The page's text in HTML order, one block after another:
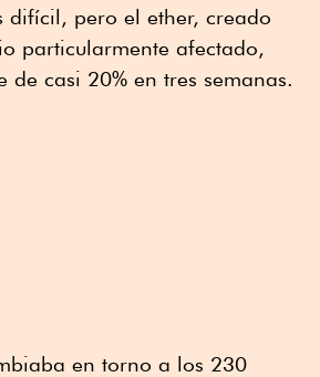
difícil, pero el ether, creado
particularmente afectado,
de casi 20% en tres semanas.
en torno a los 230